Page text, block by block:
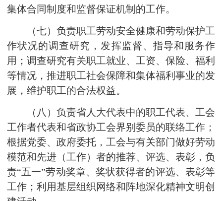
集体合同制度和监督保证机制的工作。
（七）负责职工劳动安全健康和劳动保护工
作状况的调查研究，发挥监督、指导和服务作
用；调查研究有关职工就业、工资、保险、福利
等情况，推进职工社会保障和集体福利事业的发
展，维护职工的合法权益。
（八）负责省人大代表中的职工代表、工会
工作者代表和省政协工会界别委员的联络工作；
根据党委、政府委托，工会与有关部门做好劳动
模范和先进（工作）者的推荐、评选、表彰，负
责“五一”劳动奖章、奖状获得者的评选、表彰等
工作；利用基层组织网络和阵地深化精神文明创